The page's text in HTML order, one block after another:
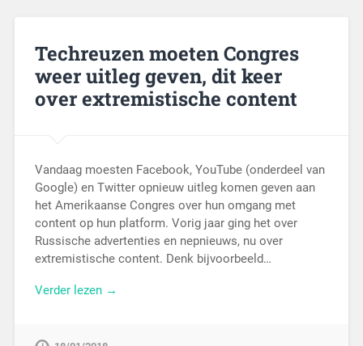
Techreuzen moeten Congres
weer uitleg geven, dit keer
over extremistische content
Vandaag moesten Facebook, YouTube (onderdeel van
Google) en Twitter opnieuw uitleg komen geven aan
het Amerikaanse Congres over hun omgang met
content op hun platform. Vorig jaar ging het over
Russische advertenties en nepnieuws, nu over
extremistische content. Denk bijvoorbeeld…
Verder lezen →